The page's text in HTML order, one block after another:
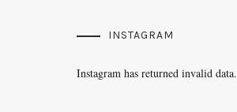
INSTAGRAM
Instagram has returned invalid data.